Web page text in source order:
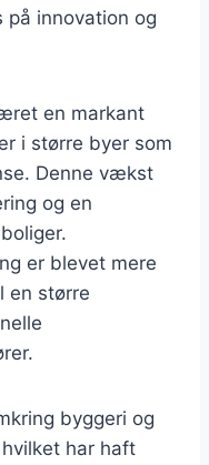
på innovation og
en markant
i større byer som
Denne vækst
og en
er blevet mere
en større
byggeri og
har haft